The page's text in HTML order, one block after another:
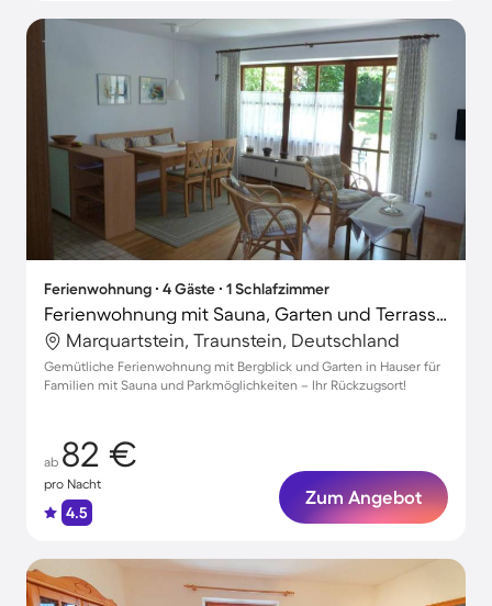
Ferienwohnung ∙ 4 Gäste ∙ 1 Schlafzimmer
Ferienwohnung mit Sauna, Garten und Terrasse | Gartenblick
Marquartstein, Traunstein, Deutschland
Gemütliche Ferienwohnung mit Bergblick und Garten in Hauser für
Familien mit Sauna und Parkmöglichkeiten – Ihr Rückzugsort!
ab 82 €
pro Nacht
4.5
Zum Angebot